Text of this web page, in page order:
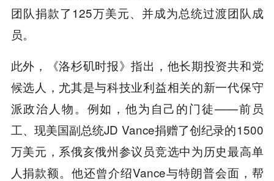
团队捐款了125万美元、并成为总统过渡团队成
员。
此外，《洛杉矶时报》指出，他长期投资共和党
候选人，尤其是与科技业利益相关的新一代保守
派政治人物。例如，他为自己的门徒——前员
工、现美国副总统JD Vance捐赠了创纪录的1500
万美元，系俄亥俄州参议员竞选中为历史最高单
人捐款额。他还曾介绍Vance与特朗普会面，帮